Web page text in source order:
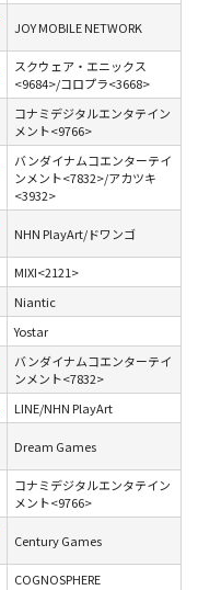
JOY MOBILE NETWORK
スクウェア・エニックス
<9684>/コロプラ<3668>
コナミデジタルエンタテイン
メント<9766>
バンダイナムコエンターテイ
ンメント<7832>/アカツキ
<3932>
NHN PlayArt/ドワンゴ
MIXI<2121>
Niantic
Yostar
バンダイナムコエンターテイ
ンメント<7832>
LINE/NHN PlayArt
Dream Games
コナミデジタルエンタテイン
メント<9766>
Century Games
COGNOSPHERE